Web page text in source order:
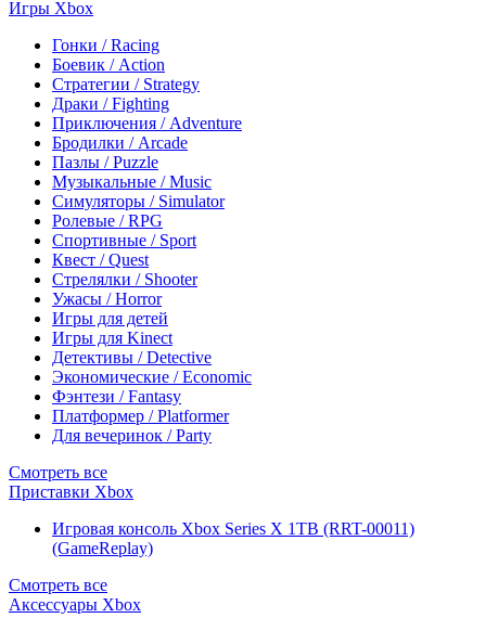
Игры Xbox
Гонки / Racing
Боевик / Action
Стратегии / Strategy
Драки / Fighting
Приключения / Adventure
Бродилки / Arcade
Пазлы / Puzzle
Музыкальные / Music
Симуляторы / Simulator
Ролевые / RPG
Спортивные / Sport
Квест / Quest
Стрелялки / Shooter
Ужасы / Horror
Игры для детей
Игры для Kinect
Детективы / Detective
Экономические / Economic
Фэнтези / Fantasy
Платформер / Platformer
Для вечеринок / Party
Смотреть все
Приставки Xbox
Игровая консоль Xbox Series X 1TB (RRT-00011)
(GameReplay)
Смотреть все
Аксессуары Xbox